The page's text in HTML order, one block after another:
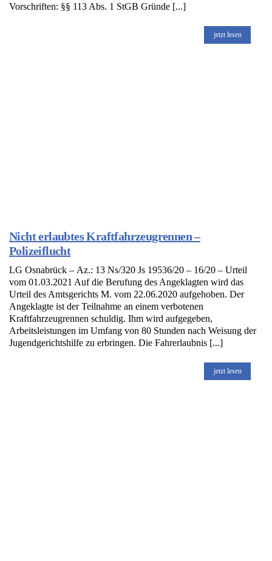
Vorschriften: §§ 113 Abs. 1 StGB Gründe [...]
jetzt lesen
Nicht erlaubtes Kraftfahrzeugrennen –
Polizeiflucht
LG Osnabrück – Az.: 13 Ns/320 Js 19536/20 – 16/20 – Urteil
vom 01.03.2021 Auf die Berufung des Angeklagten wird das
Urteil des Amtsgerichts M. vom 22.06.2020 aufgehoben. Der
Angeklagte ist der Teilnahme an einem verbotenen
Kraftfahrzeugrennen schuldig. Ihm wird aufgegeben,
Arbeitsleistungen im Umfang von 80 Stunden nach Weisung der
Jugendgerichtshilfe zu erbringen. Die Fahrerlaubnis [...]
jetzt lesen